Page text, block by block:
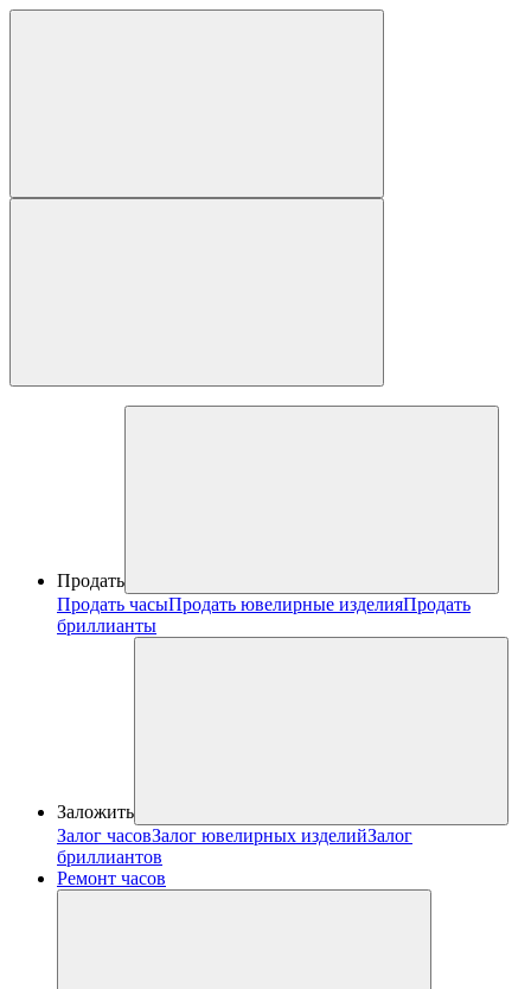
Продать
Продать часыПродать ювелирные изделияПродать
бриллианты
Заложить
Залог часовЗалог ювелирных изделийЗалог
бриллиантов
Ремонт часов